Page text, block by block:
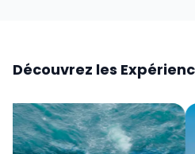
Découvrez les